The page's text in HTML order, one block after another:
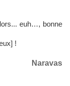
euh…, bonne
!
Naravas